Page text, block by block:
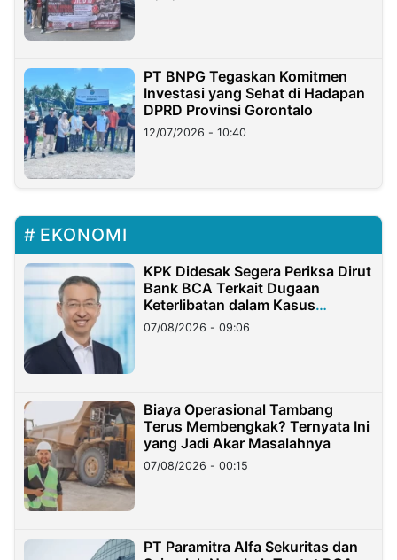
PT BNPG Tegaskan Komitmen
Investasi yang Sehat di Hadapan
DPRD Provinsi Gorontalo
12/07/2026 - 10:40
EKONOMI
KPK Didesak Segera Periksa Dirut
Bank BCA Terkait Dugaan
Keterlibatan dalam Kasus
Hilangnya Dana Nasabah Rp2,58
Miliar
07/08/2026 - 09:06
Biaya Operasional Tambang
Terus Membengkak? Ternyata Ini
yang Jadi Akar Masalahnya
07/08/2026 - 00:15
PT Paramitra Alfa Sekuritas dan